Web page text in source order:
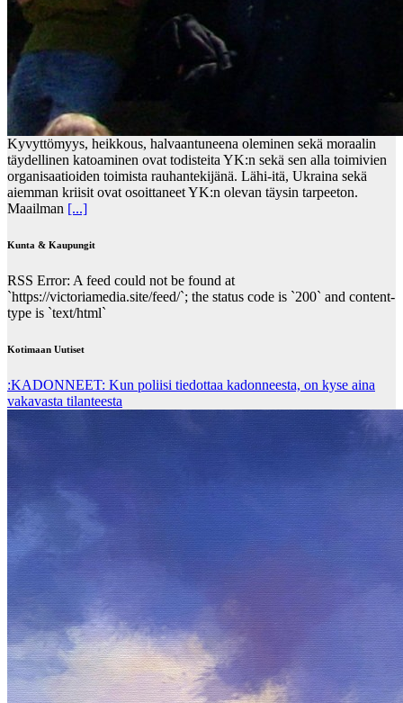
Kyvyttömyys, heikkous, halvaantuneena oleminen sekä moraalin
täydellinen katoaminen ovat todisteita YK:n sekä sen alla toimivien
organisaatioiden toimista rauhantekijänä. Lähi-itä, Ukraina sekä
aiemman kriisit ovat osoittaneet YK:n olevan täysin tarpeeton.
Maailman [...]
Kunta & Kaupungit
RSS Error: A feed could not be found at
`https://victoriamedia.site/feed/`; the status code is `200` and content-
type is `text/html`
Kotimaan Uutiset
:KADONNEET: Kun poliisi tiedottaa kadonneesta, on kyse aina
vakavasta tilanteesta